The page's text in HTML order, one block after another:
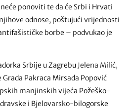
ponoviti te da će Srbi i Hrvati
odnose, poštujući vrijednosti
borbe – podvukao je
Srbije u Zagrebu Jelena Milić,
Pakraca Mirsada Popović
manjinskih vijeća Požeško-
i Bjelovarsko-bilogorske